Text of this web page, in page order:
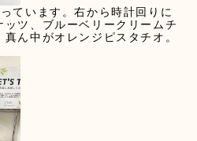
ています。右から時計回りに
ツ、ブルーベリークリームチ
ん中がオレンジピスタチオ。